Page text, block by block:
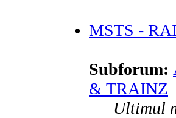
MSTS -
Subforum:
& TRAINZ
Ultimul